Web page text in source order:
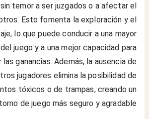
temor a ser juzgados o a afectar el
Esto fomenta la exploración y el
lo que puede conducir a una mayor
juego y a una mejor capacidad para
las ganancias. Además, la ausencia de
jugadores elimina la posibilidad de
tóxicos o de trampas, creando un
de juego más seguro y agradable.